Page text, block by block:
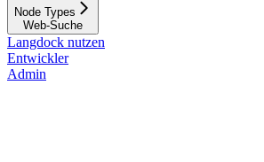
Node Types
Web-Suche
Langdock nutzen
Entwickler
Admin